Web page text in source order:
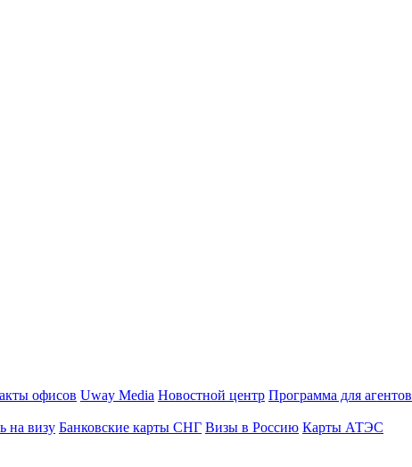
офисов Uway Media Новостной центр Программа для агентов
на визу Банковские карты СНГ Визы в Россию Карты АТЭС